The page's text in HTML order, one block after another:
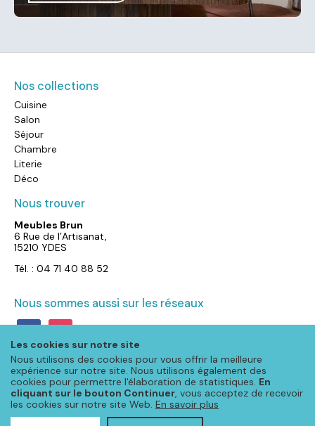
Les cookies sur notre site
Nous utilisons des cookies pour vous offrir la meilleure
expérience sur notre site. Nous utilisons également des
cookies pour permettre l'élaboration de statistiques. En
cliquant sur le bouton Continuer, vous acceptez de recevoir
les cookies sur notre site Web. En savoir plus
Nos collections
Cuisine
Salon
Séjour
Chambre
Literie
Déco
Nous trouver
Meubles Brun
6 Rue de l’Artisanat,
15210 YDES
Tél. : 04 71 40 88 52
Nous sommes aussi sur les réseaux
facebookinstagram